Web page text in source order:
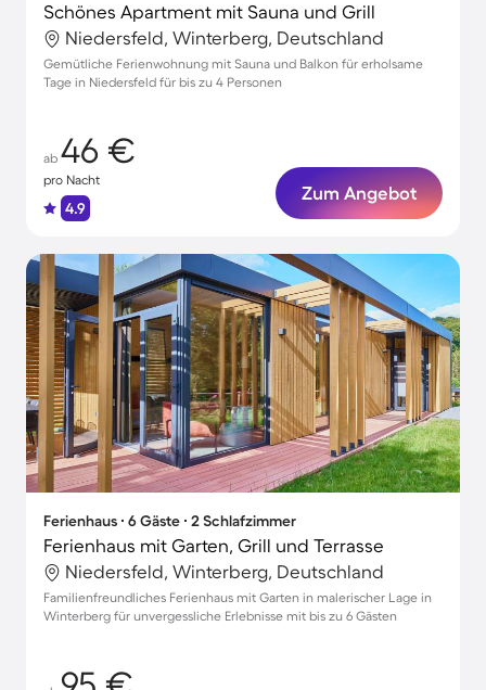
Schönes Apartment mit Sauna und Grill
Niedersfeld, Winterberg, Deutschland
Gemütliche Ferienwohnung mit Sauna und Balkon für erholsame
Tage in Niedersfeld für bis zu 4 Personen
ab 46 €
pro Nacht
4.9
Zum Angebot
Ferienhaus ∙ 6 Gäste ∙ 2 Schlafzimmer
Ferienhaus mit Garten, Grill und Terrasse
Niedersfeld, Winterberg, Deutschland
Familienfreundliches Ferienhaus mit Garten in malerischer Lage in
Winterberg für unvergessliche Erlebnisse mit bis zu 6 Gästen